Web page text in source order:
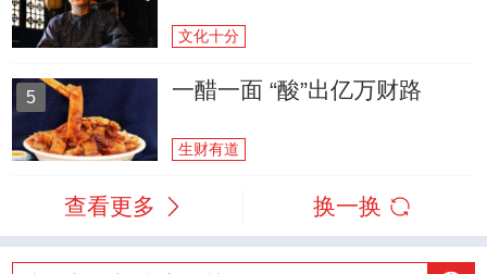
文化十分
5 一醋一面 “酸”出亿万财路
生财有道
查看更多 换一换